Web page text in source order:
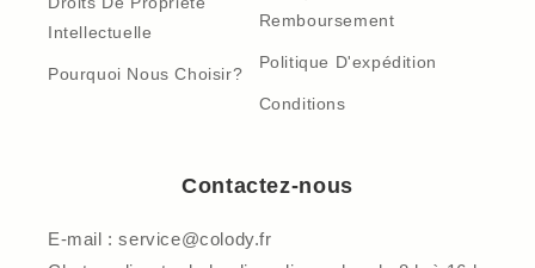
Intellectuelle
Pourquoi Nous Choisir?
Remboursement
Politique D'expédition
Conditions
Contactez-nous
E-mail : service@colody.fr